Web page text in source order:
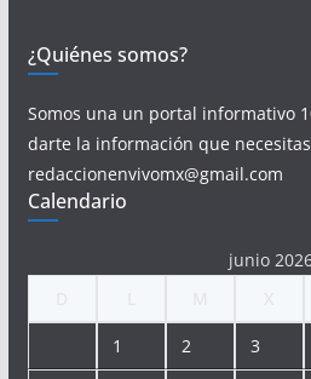
¿Quiénes somos?
Somos una un portal informativo
darte la información que
redaccionenvivomx@gmail.com
Calendario
junio
1 2 3